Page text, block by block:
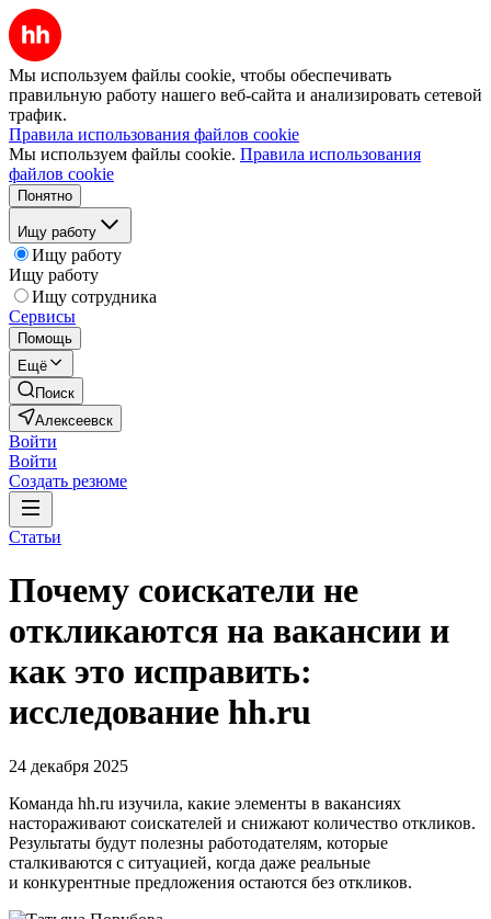
Мы используем файлы cookie, чтобы обеспечивать
правильную работу нашего веб-сайта и анализировать сетевой
трафик.
Правила использования файлов cookie
Мы используем файлы cookie. Правила использования
файлов cookie
Понятно
Ищу работу
Ищу работу
Ищу работу
Ищу сотрудника
Сервисы
Помощь
Ещё
Поиск
Алексеевск
Войти
Войти
Создать резюме
Статьи
Почему соискатели не
откликаются на вакансии и
как это исправить:
исследование hh.ru
24 декабря 2025
Команда hh.ru изучила, какие элементы в вакансиях
настораживают соискателей и снижают количество откликов.
Результаты будут полезны работодателям, которые
сталкиваются с ситуацией, когда даже реальные
и конкурентные предложения остаются без откликов.